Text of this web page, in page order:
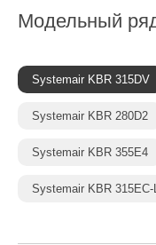
Модельный
Systemair KBR 315DV
Systemair KBR 280D2
Systemair KBR 355E4
Systemair KBR 315EC-